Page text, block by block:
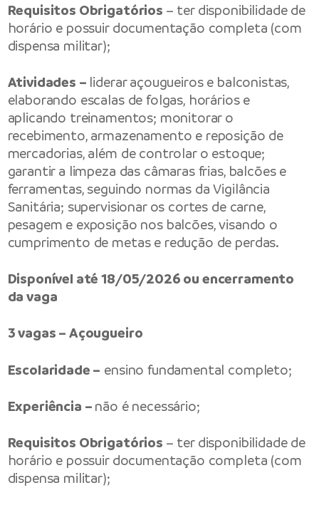
Requisitos Obrigatórios – ter disponibilidade de
horário e possuir documentação completa (com
dispensa militar);
Atividades – liderar açougueiros e balconistas,
elaborando escalas de folgas, horários e
aplicando treinamentos; monitorar o
recebimento, armazenamento e reposição de
mercadorias, além de controlar o estoque;
garantir a limpeza das câmaras frias, balcões e
ferramentas, seguindo normas da Vigilância
Sanitária; supervisionar os cortes de carne,
pesagem e exposição nos balcões, visando o
cumprimento de metas e redução de perdas.
Disponível até 18/05/2026 ou encerramento
da vaga
3 vagas – Açougueiro
Escolaridade – ensino fundamental completo;
Experiência – não é necessário;
Requisitos Obrigatórios – ter disponibilidade de
horário e possuir documentação completa (com
dispensa militar);